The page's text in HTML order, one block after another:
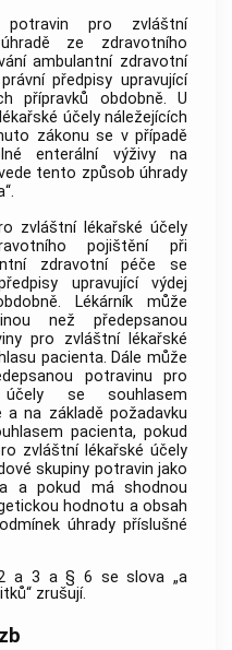
potravin pro zvláštní
ze zdravotního
ambulantní zdravotní
předpisy upravující
přípravků obdobně. U
účely náležejících
zákonu se v případě
enterální výživy na
tento způsob úhrady
zvláštní lékařské účely
pojištění při
zdravotní péče se
upravující výdej
Lékárník může
než předepsanou
pro zvláštní lékařské
pacienta. Dále může
potravinu pro
se souhlasem
a na základě požadavku
pacienta, pokud
zvláštní lékařské účely
skupiny potravin jako
a pokud má shodnou
hodnotu a obsah
úhrady příslušné
a 3 a § 6 se slova „a
zrušují.